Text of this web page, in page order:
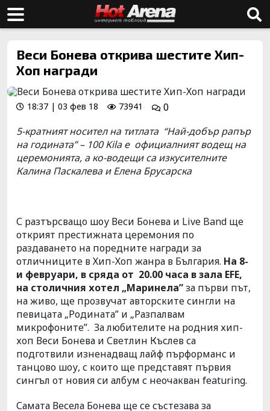
Веси Бонева открива шестите Хип-
Хоп награди
18:37 | 03 фев 18 73941
0
5-кратният носител на титлата “Най-добър рапър
на годината” – 100 Kila е официалният водещ на
церемонията, а ко-водещи са изкусителните
Калина Паскалева и Елена Брусарска
С разтърсващо шоу Веси Бонева и Live Band ще
открият престижната церемония по
раздаването на поредните награди за
отличниците в Хип-Хоп жанра в България. На 8-
и февруари, в сряда от 20.00 часа в зала EFE,
на столичния хотел „Маринела”за първи път,
на живо, ще прозвучат авторските сингли на
певицата „Родината” и „Разпалвам
микрофоните”. За любителите на родния хип-
хоп Веси Бонева и Светлин Къслев са
подготвили изненадващ лайф пърформанс и
танцово шоу, с които ще представят първия
сингъл от новия си албум с неочакван featuring.
Самата Весела Бонева ще се състезава за